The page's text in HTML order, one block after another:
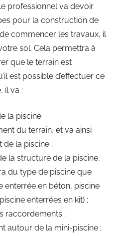
professionnel va devoir
pour la construction de
commencer les travaux, il
sol. Cela permettra à
que le terrain est
est possible d’effectuer ce
il va :
la piscine
du terrain, et va ainsi
de la piscine ;
la structure de la piscine,
du type de piscine que
enterrée en béton, piscine
enterrées en kit) ;
raccordements ;
autour de la mini-piscine ;